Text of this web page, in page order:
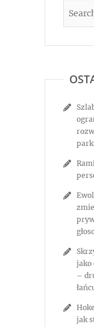
jako
–
jak